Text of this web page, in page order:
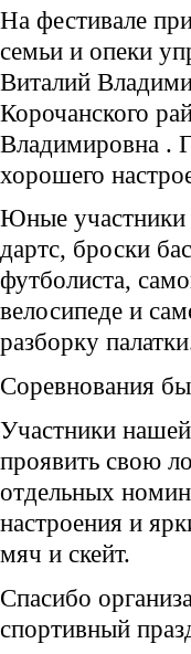
На фестивале
семьи и опеки
Виталий
Корочанского
Владимировна .
хорошего
Юные участники
дартс, броски
футболиста,
велосипеде и
разборку
Соревнования
Участники
проявить свою
отдельных
настроения и
мяч и скейт.
Спасибо
спортивный